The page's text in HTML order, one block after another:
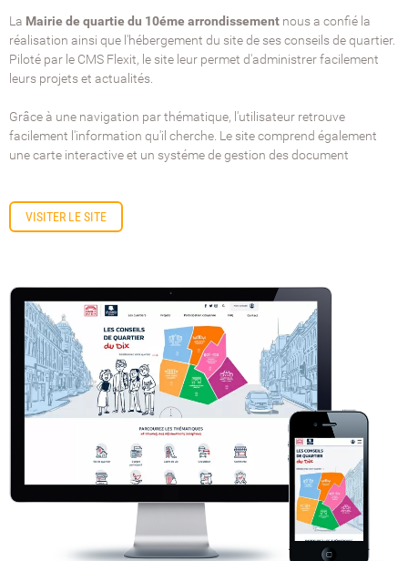
La Mairie de quartie du 10éme arrondissement nous a confié la
réalisation ainsi que l'hébergement du site de ses conseils de quartier.
Piloté par le CMS Flexit, le site leur permet d'administrer facilement
leurs projets et actualités.
Grâce à une navigation par thématique, l'utilisateur retrouve
facilement l'information qu'il cherche. Le site comprend également
une carte interactive et un systéme de gestion des document
VISITER LE SITE